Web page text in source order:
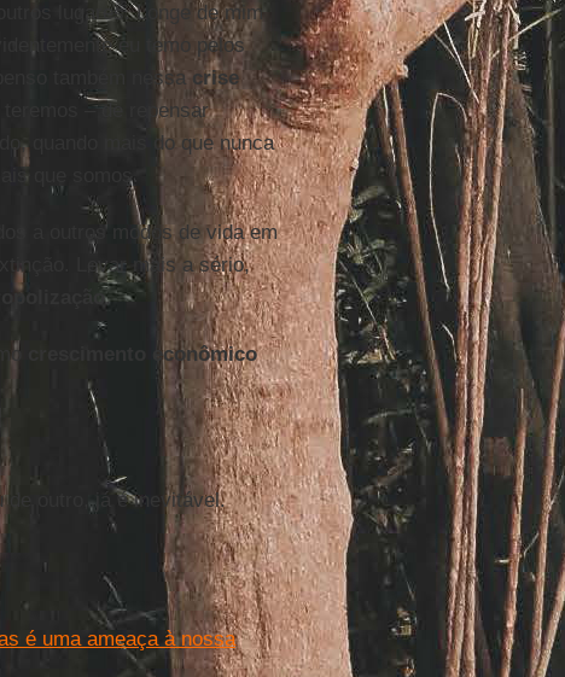
lugares. Longe de mim
eu temo pelos
também nessacrise
– de repensar
quando mais do que nunca
que somos.
a outros modos de vida em
Levar mais a sério,
.
crescimento econômico
de outro, já é inevitável.
é uma ameaça à nossa